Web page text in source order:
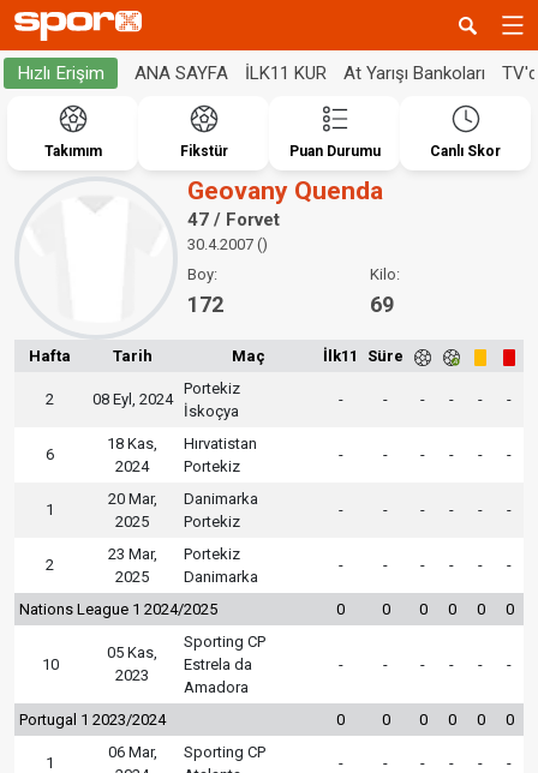
Hızlı Erişim ANA SAYFA İLK11 KUR At Yarışı Bankoları
Takımım Fikstür Puan Durumu Canlı Skor
Geovany Quenda
47 / Forvet
30.4.2007 ()
Boy:
172
Kilo:
69
Hafta Tarih Maç İlk11 Süre
2 08 Eyl, 2024
Portekiz
İskoçya
- - - - - -
6
18 Kas,
2024
Hırvatistan
Portekiz
- - - - - -
1
20 Mar,
2025
Danimarka
Portekiz
- - - - - -
2
23 Mar,
2025
Portekiz
Danimarka
- - - - - -
Nations League 1 2024/2025 0 0 0 0 0 0
10
05 Kas,
2023
Sporting CP
Estrela da
Amadora
- - - - - -
Portugal 1 2023/2024 0 0 0 0 0 0
1
06 Mar,
Sporting CP
- - - - - -